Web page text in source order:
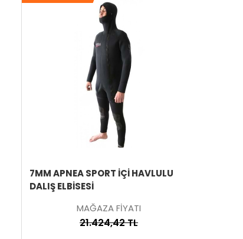
7MM APNEA SPORT İÇI HAVLULU
DALIŞ ELBISESI
MAĞAZA FİYATI
21.424,42 TL